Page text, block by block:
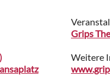
Grips
Weitere